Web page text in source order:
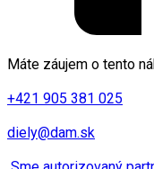
Máte záujem o tento
+421 905 381 025
diely@dam.sk